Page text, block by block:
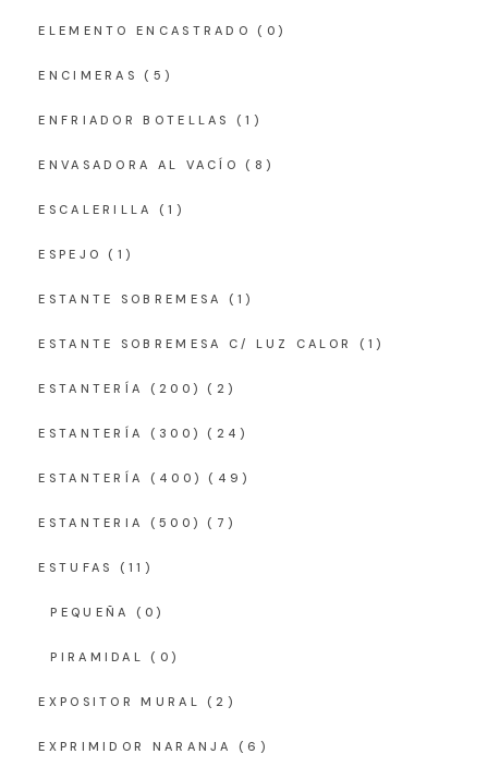
ELEMENTO ENCASTRADO (0)
ENCIMERAS (5)
ENFRIADOR BOTELLAS (1)
ENVASADORA AL VACÍO (8)
ESCALERILLA (1)
ESPEJO (1)
ESTANTE SOBREMESA (1)
ESTANTE SOBREMESA C/ LUZ CALOR (1)
ESTANTERÍA (200) (2)
ESTANTERÍA (300) (24)
ESTANTERÍA (400) (49)
ESTANTERIA (500) (7)
ESTUFAS (11)
PEQUEÑA (0)
PIRAMIDAL (0)
EXPOSITOR MURAL (2)
EXPRIMIDOR NARANJA (6)